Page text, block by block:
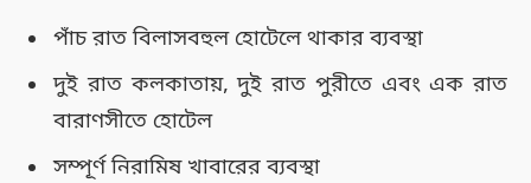
পাঁচ রাত বিলাসবহুল হোটেলে থাকার ব্যবস্থা
দুই রাত কলকাতায়, দুই রাত পুরীতে এবং এক রাত
বারাণসীতে হোটেল
সম্পূর্ণ নিরামিষ খাবারের ব্যবস্থা